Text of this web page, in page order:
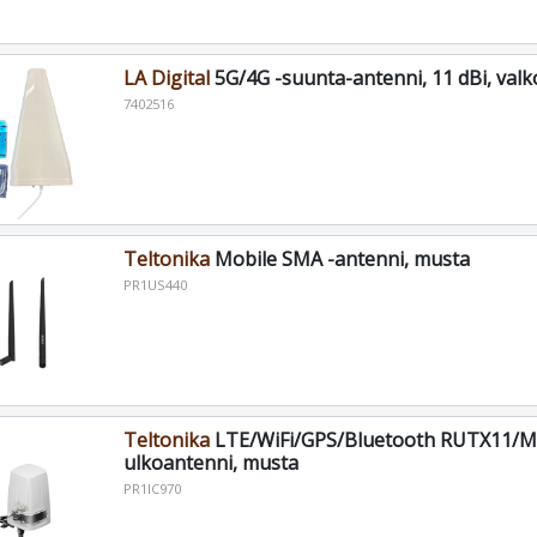
LA Digital5G/4G -suunta-antenni, 11 dBi,
7402516
TeltonikaMobile SMA -antenni, musta
PR1US440
TeltonikaLTE/WiFi/GPS/Bluetooth RUTX11/
ulkoantenni, musta
PR1IC970